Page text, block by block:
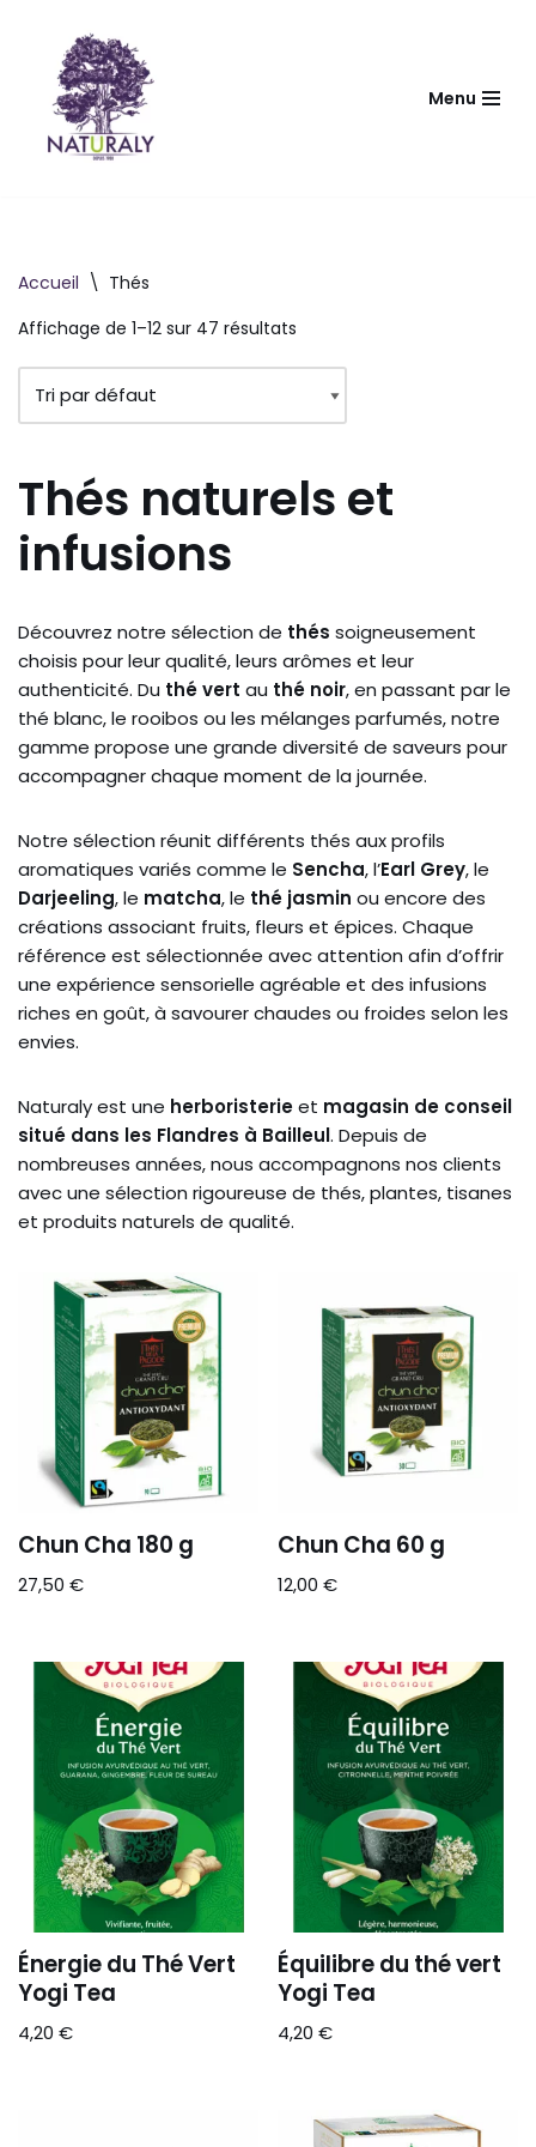
contenu
Menu
Accueil \ Thés
Affichage de 1–12 sur 47 résultats
Thés naturels et
infusions
Découvrez notre sélection de thés soigneusement
choisis pour leur qualité, leurs arômes et leur
authenticité. Du thé vert au thé noir, en passant par le
thé blanc, le rooibos ou les mélanges parfumés, notre
gamme propose une grande diversité de saveurs pour
accompagner chaque moment de la journée.
Notre sélection réunit différents thés aux profils
aromatiques variés comme le Sencha, l’Earl Grey, le
Darjeeling, le matcha, le thé jasmin ou encore des
créations associant fruits, fleurs et épices. Chaque
référence est sélectionnée avec attention afin d’offrir
une expérience sensorielle agréable et des infusions
riches en goût, à savourer chaudes ou froides selon les
envies.
Naturaly est une herboristerieet magasin de conseil
situé dans les Flandres à Bailleul. Depuis de
nombreuses années, nous accompagnons nos clients
avec une sélection rigoureuse de thés, plantes, tisanes
et produits naturels de qualité.
Chun Cha 180 g
27,50 €
Chun Cha 60 g
12,00€
Énergie du Thé Vert
Yogi Tea
4,20 €
Équilibre du thé vert
Yogi Tea
4,20€